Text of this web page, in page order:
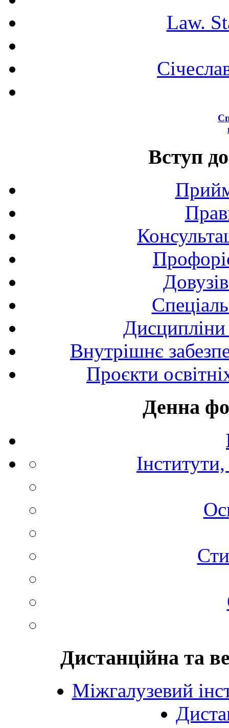
Law.
Вступ
Внутрішнє
Проєкти
Денна
Дистанційна та
Міжгалузевий